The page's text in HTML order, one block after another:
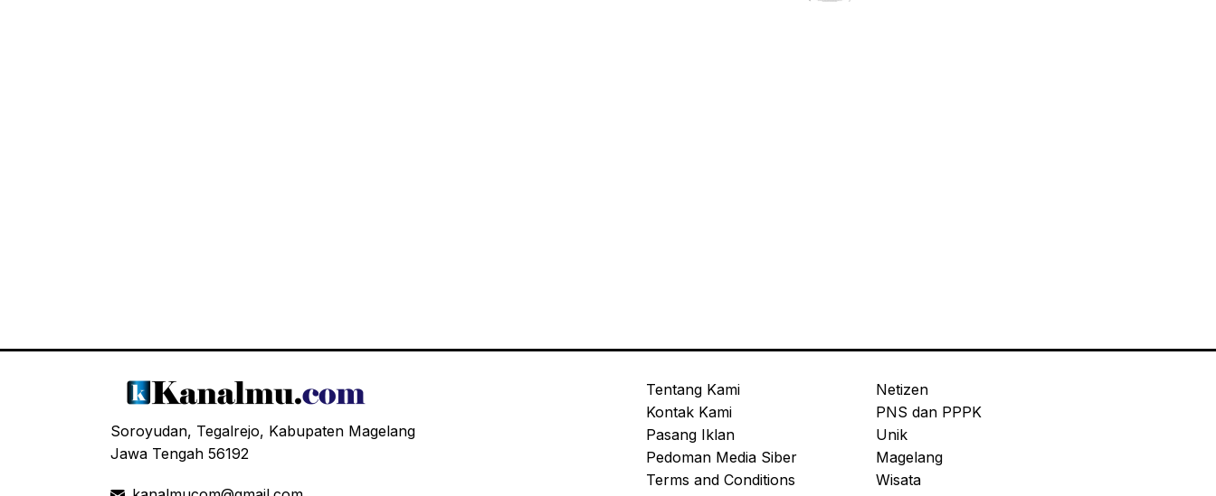
Soroyudan, Tegalrejo, Kabupaten Magelang
Jawa Tengah 56192
Tentang Kami
Kontak Kami
Pasang Iklan
Pedoman Media Siber
Terms and Conditions
Netizen
PNS dan PPPK
Unik
Magelang
Wisata